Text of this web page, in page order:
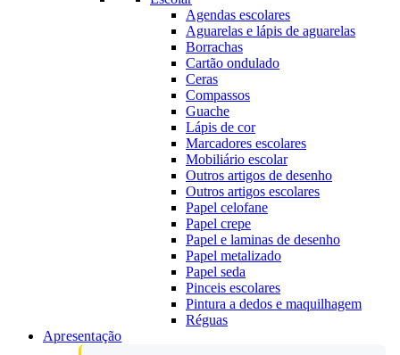
Agendas escolares
Aguarelas e lápis de aguarelas
Borrachas
Cartão ondulado
Ceras
Compassos
Guache
Lápis de cor
Marcadores escolares
Mobiliário escolar
Outros artigos de desenho
Outros artigos escolares
Papel celofane
Papel crepe
Papel e laminas de desenho
Papel metalizado
Papel seda
Pinceis escolares
Pintura a dedos e maquilhagem
Réguas
Apresentação